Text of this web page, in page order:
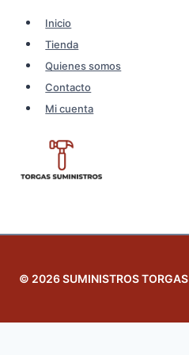
Inicio
Tienda
Quienes somos
Contacto
Mi cuenta
© 2026 SUMINISTROS TORGAS